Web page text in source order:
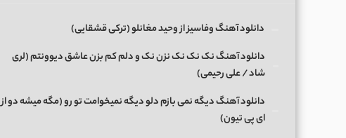
دانلود آهنگ وفاسیز از وحید مغانلو (ترکی قشقایی)
دانلود آهنگ نک نک نک نزن نک و دلم کم بزن عاشق دیوونتم (لری
شاد / علی رحیمی)
دانلود آهنگ دیگه نمی بازم دلو دیگه نمیخوامت تو رو (مگه میشه دو از
ای پی تیون)